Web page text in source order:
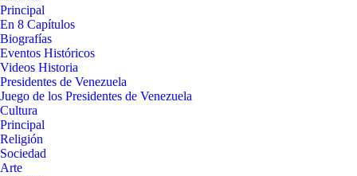
Principal
En 8 Capítulos
Biografías
Eventos Históricos
Videos Historia
Presidentes de Venezuela
Juego de los Presidentes de Venezuela
Cultura
Principal
Religión
Sociedad
Arte